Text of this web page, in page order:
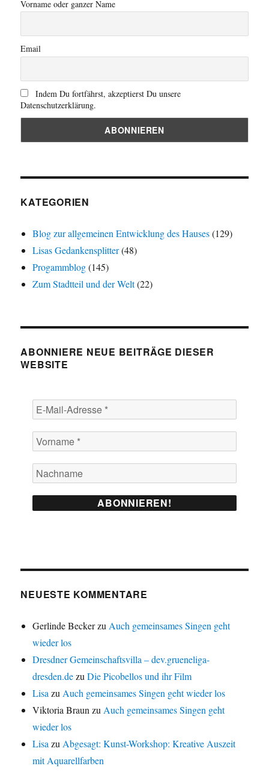
Vorname oder ganzer Name
Email
Indem Du fortfährst, akzeptierst Du unsere
Datenschutzerklärung.
KATEGORIEN
Blog zur allgemeinen Entwicklung des Hauses(129)
Lisas Gedankensplitter(48)
Progammblog(145)
Zum Stadtteil und der Welt(22)
ABONNIERE NEUE BEITRÄGE DIESER
WEBSITE
NEUESTE KOMMENTARE
Gerlinde Beckerzu Auch gemeinsames Singen geht
wieder los
Dresdner Gemeinschaftsvilla – dev.grueneliga-
dresden.dezuDie Picobellos und ihr Film
Lisa zu Auch gemeinsames Singen geht wieder los
Viktoria Braun zu Auch gemeinsames Singen geht
wieder los
Lisa zu Abgesagt: Kunst-Workshop: Kreative Auszeit
mit Aquarellfarben